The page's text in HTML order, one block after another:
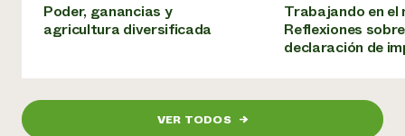
Poder, ganancias y
agricultura diversificada
Trabajando en el
Reflexiones
declaración de
VER TODOS →